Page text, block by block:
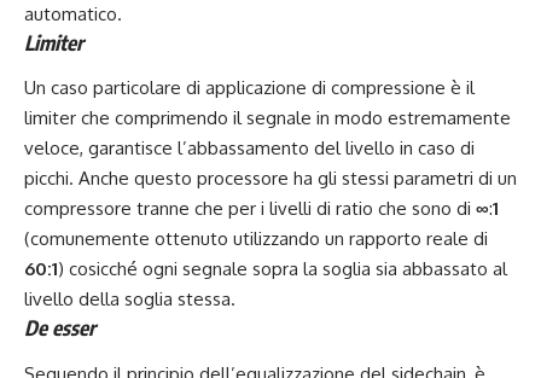
automatico.
Limiter
Un caso particolare di applicazione di compressione è il
limiter che comprimendo il segnale in modo estremamente
veloce, garantisce l’abbassamento del livello in caso di
picchi. Anche questo processore ha gli stessi parametri di un
compressore tranne che per i livelli di ratio che sono di ∞:1
(comunemente ottenuto utilizzando un rapporto reale di
60:1) cosicché ogni segnale sopra la soglia sia abbassato al
livello della soglia stessa.
De esser
Seguendo il principio dell’equalizzazione del sidechain, è